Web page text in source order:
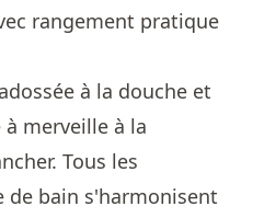
rangement pratique
à la douche et
merveille à la
Tous les
de bain s'harmonisent